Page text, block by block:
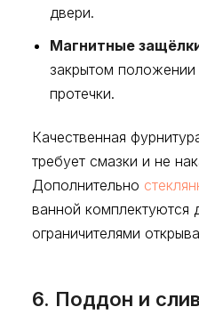
двери.
Магнитные
закрытом
протечки.
Качественная
требует смазки и не
Дополнительно
ванной комплектуются
ограничителями
6. Поддон и слив